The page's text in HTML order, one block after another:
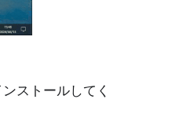
ストールしてく